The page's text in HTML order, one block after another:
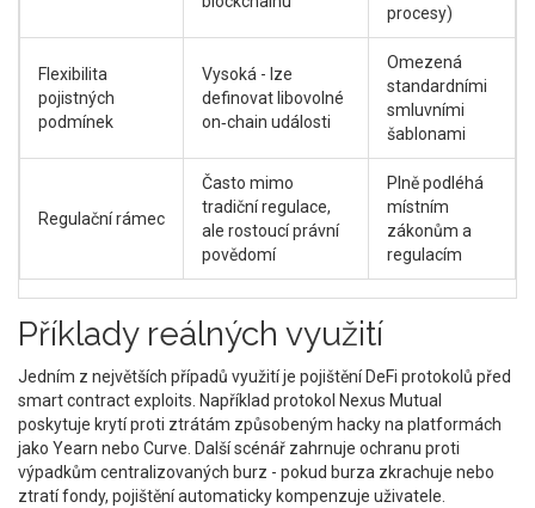
procesy)
Flexibilita
pojistných
podmínek
Vysoká - lze
definovat libovolné
on‑chain události
Omezená
standardními
smluvními
šablonami
Regulační rámec
Často mimo
tradiční regulace,
ale rostoucí právní
povědomí
Plně podléhá
místním
zákonům a
regulacím
Příklady reálných využití
Jedním z největších případů využití je pojištění DeFi protokolů před
smart contract exploits. Například protokol Nexus Mutual
poskytuje krytí proti ztrátám způsobeným hacky na platformách
jako Yearn nebo Curve. Další scénář zahrnuje ochranu proti
výpadkům centralizovaných burz - pokud burza zkrachuje nebo
ztratí fondy, pojištění automaticky kompenzuje uživatele.